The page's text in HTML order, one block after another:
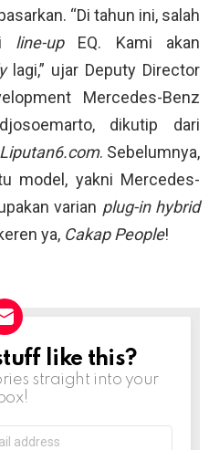
“Di tahun ini, salah
line-upEQ. Kami akan
lagi,” ujar Deputy Director
Mercedes-Benz
dikutip dari
Liputan6.com. Sebelumnya,
model, yakni Mercedes-
varian plug-in hybrid
ya, Cakap People!
like this?
straight into your